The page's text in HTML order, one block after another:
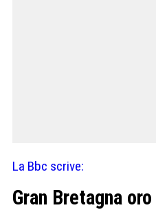
La Bbc scrive:
Gran Bretagna